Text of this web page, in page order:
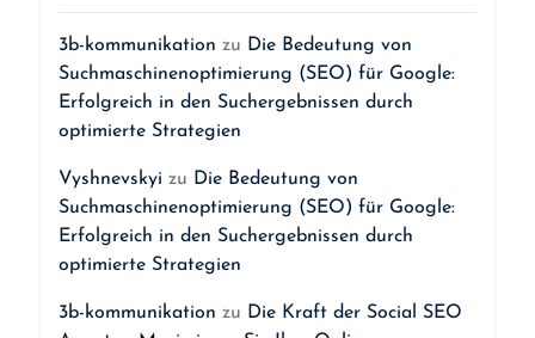
3b-kommunikation zu Die Bedeutung von
Suchmaschinenoptimierung (SEO) für Google:
Erfolgreich in den Suchergebnissen durch
optimierte Strategien
Vyshnevskyi zu Die Bedeutung von
Suchmaschinenoptimierung (SEO) für Google:
Erfolgreich in den Suchergebnissen durch
optimierte Strategien
3b-kommunikation zu Die Kraft der Social SEO